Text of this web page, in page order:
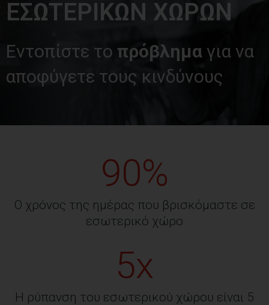
ΕΣΩΤΕΡΙΚΩΝ ΧΩΡΩΝ
Εντοπίστε το πρόβλημα για να
αποφύγετε τους κινδύνους
90%
Ο χρόνος της ημέρας που βρισκόμαστε σε
εσωτερικό χώρο
5x
Η ρύπανση του εσωτερικού χώρου είναι 5